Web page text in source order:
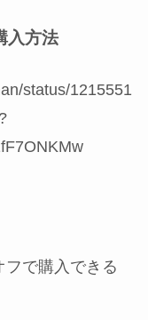
入方法
status/1215551
で購入できる